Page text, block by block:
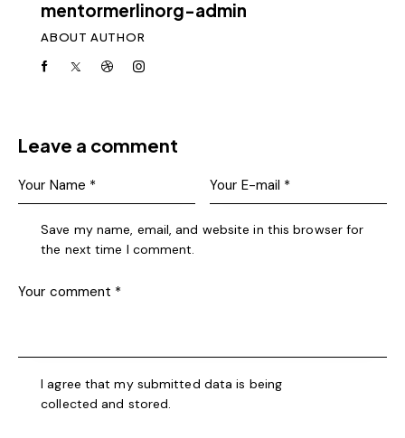
mentormerlinorg-admin
ABOUT AUTHOR
Leave a comment
Save my name, email, and website in this browser for
the next time I comment.
I agree that my submitted data is being
collected and stored.